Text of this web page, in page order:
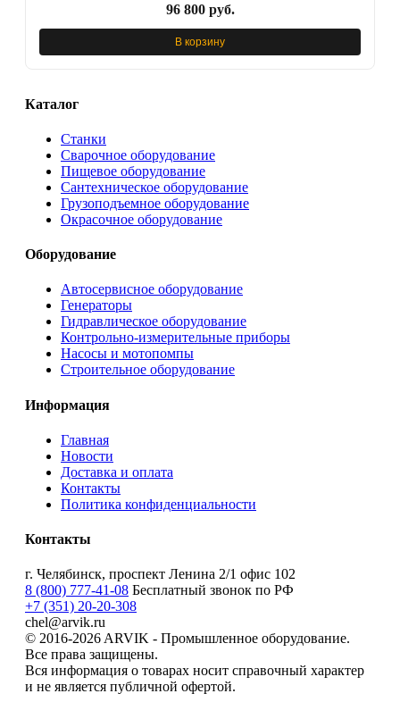
96 800 руб.
В корзину
Каталог
Станки
Сварочное оборудование
Пищевое оборудование
Сантехническое оборудование
Грузоподъемное оборудование
Окрасочное оборудование
Оборудование
Автосервисное оборудование
Генераторы
Гидравлическое оборудование
Контрольно-измерительные приборы
Насосы и мотопомпы
Строительное оборудование
Информация
Главная
Новости
Доставка и оплата
Контакты
Политика конфиденциальности
Контакты
г. Челябинск, проспект Ленина 2/1 офис 102
8 (800) 777-41-08 Бесплатный звонок по РФ
+7 (351) 20-20-308
chel@arvik.ru
© 2016-2026 ARVIK - Промышленное оборудование.
Все права защищены.
Вся информация о товарах носит справочный характер
и не является публичной офертой.